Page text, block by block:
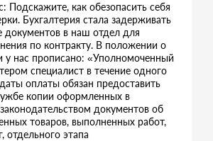
Подскажите, как обезопасить себя
Бухгалтерия стала задерживать
документов в наш отдел для
по контракту. В положении о
у нас прописано: «Уполномоченный
специалист в течение одного
оплаты обязан предоставить
копии оформленных в
документов об
товаров, выполненных работ,
отдельного этапа